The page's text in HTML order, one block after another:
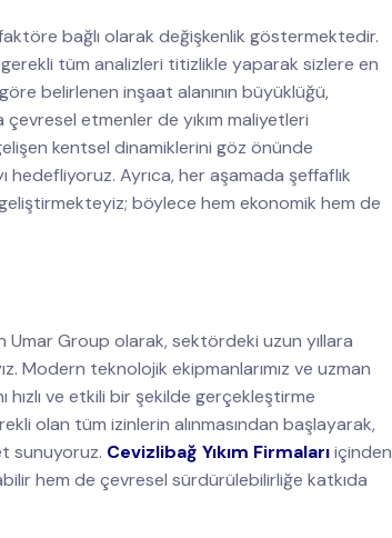
bağlı olarak değişkenlik göstermektedir.
tüm analizleri titizlikle yaparak sizlere en
belirlenen inşaat alanının büyüklüğü,
çevresel etmenler de yıkım maliyetleri
kentsel dinamiklerini göz önünde
Ayrıca, her aşamada şeffaflık
böylece hem ekonomik hem de
Umar Group olarak, sektördeki uzun yıllara
Modern teknolojik ekipmanlarımız ve uzman
hızlı ve etkili bir şekilde gerçekleştirme
olan tüm izinlerin alınmasından başlayarak,
sunuyoruz. Cevizlibağ Yıkım Firmalarıiçinden
hem de çevresel sürdürülebilirliğe katkıda